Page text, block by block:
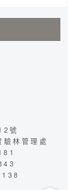
號
驗林管理處